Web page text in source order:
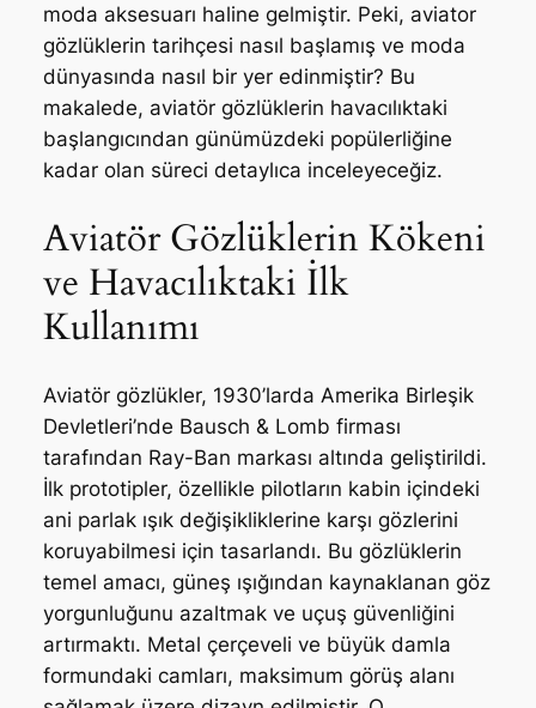
moda aksesuarı haline gelmiştir. Peki, aviator
gözlüklerin tarihçesi nasıl başlamış ve moda
dünyasında nasıl bir yer edinmiştir? Bu
makalede, aviatör gözlüklerin havacılıktaki
başlangıcından günümüzdeki popülerliğine
kadar olan süreci detaylıca inceleyeceğiz.
Aviatör Gözlüklerin Kökeni
ve Havacılıktaki İlk
Kullanımı
Aviatör gözlükler, 1930’larda Amerika Birleşik
Devletleri’nde Bausch & Lomb firması
tarafından Ray-Ban markası altında geliştirildi.
İlk prototipler, özellikle pilotların kabin içindeki
ani parlak ışık değişikliklerine karşı gözlerini
koruyabilmesi için tasarlandı. Bu gözlüklerin
temel amacı, güneş ışığından kaynaklanan göz
yorgunluğunu azaltmak ve uçuş güvenliğini
artırmaktı. Metal çerçeveli ve büyük damla
formundaki camları, maksimum görüş alanı